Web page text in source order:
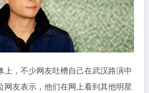
上，不少网友吐槽自己在武汉路演中
网友表示，他们在网上看到其他明星